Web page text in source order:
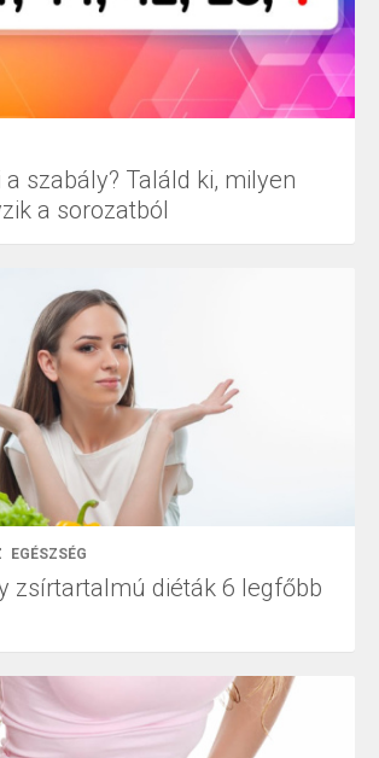
a szabály? Találd ki, milyen
a sorozatból
EGÉSZSÉG
zsírtartalmú diéták 6 legfőbb